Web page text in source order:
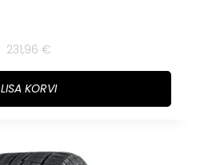
231,96 €
LISA KORVI